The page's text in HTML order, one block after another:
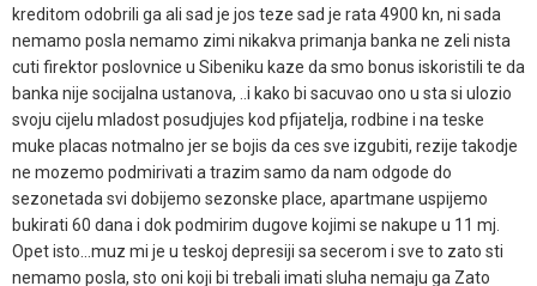
kreditom odobrili ga ali sad je jos teze sad je rata 4900 kn, ni sada
nemamo posla nemamo zimi nikakva primanja banka ne zeli nista
cuti firektor poslovnice u Sibeniku kaze da smo bonus iskoristili te da
banka nije socijalna ustanova, ..i kako bi sacuvao ono u sta si ulozio
svoju cijelu mladost posudjujes kod pfijatelja, rodbine i na teske
muke placas notmalno jer se bojis da ces sve izgubiti, rezije takodje
ne mozemo podmirivati a trazim samo da nam odgode do
sezonetada svi dobijemo sezonske place, apartmane uspijemo
bukirati 60 dana i dok podmirim dugove kojimi se nakupe u 11 mj.
Opet isto...muz mi je u teskoj depresiji sa secerom i sve to zato sti
nemamo posla, sto oni koji bi trebali imati sluha nemaju ga Zato